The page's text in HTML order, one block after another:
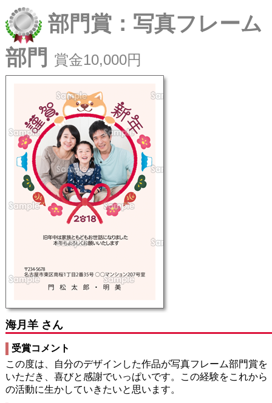
部門賞：写真フレーム
部門
賞金10,000円
海月羊 さん
受賞コメント
この度は、自分のデザインした作品が写真フレーム部門賞を
いただき、喜びと感謝でいっぱいです。この経験をこれから
の活動に生かしていきたいと思います。